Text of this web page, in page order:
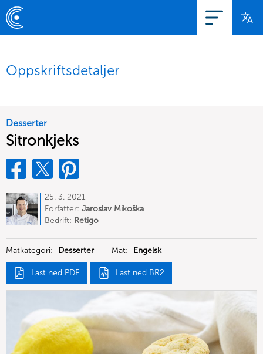
Oppskriftsdetaljer
Desserter
Sitronkjeks
25. 3. 2021
Forfatter: Jaroslav Mikoška
Bedrift: Retigo
Matkategori: Desserter Mat: Engelsk
Last ned PDF Last ned BR2